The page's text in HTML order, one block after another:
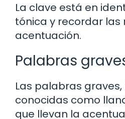
La clave está en
tónica y recordar las
acentuación.
Palabras
Las palabras
conocidas como
que llevan la